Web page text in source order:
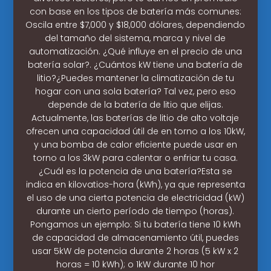
con base en los tipos de batería más comunes:
Oscila entre $7,000 y $18,000 dólares, dependiendo
del tamaño del sistema, marca y nivel de
automatización. ¿Qué influye en el precio de una
batería solar?. ¿Cuántos kW tiene una batería de
litio?¿Puedes mantener la climatización de tu
hogar con una sola batería? Tal vez, pero eso
depende de la batería de litio que elijas.
Actualmente, las baterías de litio de alto voltaje
ofrecen una capacidad útil de en torno a los 10kW,
y una bomba de calor eficiente puede usar en
torno a los 3kW para calentar o enfriar tu casa.
¿Cuál es la potencia de una batería?Esta se
indica en kilovatios-hora (kWh), ya que representa
el uso de una cierta potencia de electricidad (kW)
durante un cierto período de tiempo (horas).
Pongamos un ejemplo: Si tu batería tiene 10 kWh
de capacidad de almacenamiento útil, puedes
usar 5kW de potencia durante 2 horas (5 kW x 2
horas = 10 kWh); o 1kW durante 10 hor